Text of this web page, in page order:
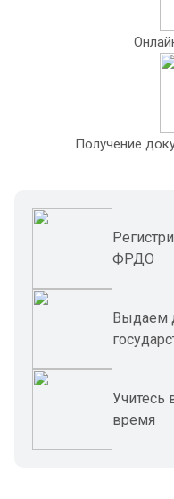
Получение
ФРДО
Выдаем
Учитесь
время